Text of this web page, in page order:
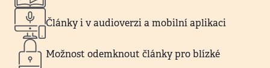
Články i v audioverzi a mobilní aplikaci
Možnost odemknout články pro blízké